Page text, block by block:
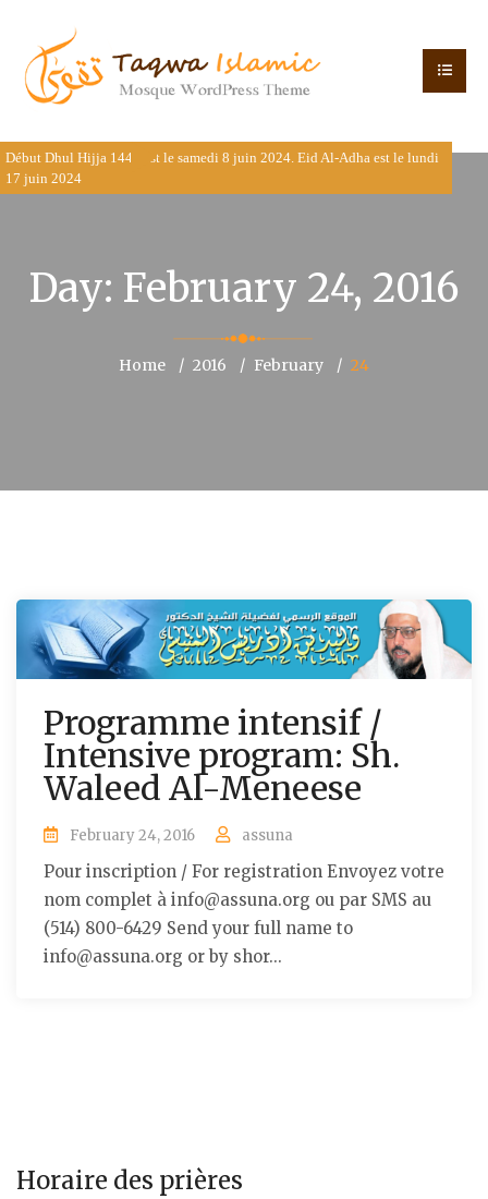
Début Dhul Hijja 1445 est le samedi 8 juin 2024. Eid Al-Adha est le lundi
17 juin 2024
Day: February 24, 2016
Home 2016 February 24
Programme intensif /
Intensive program: Sh.
Waleed Al-Meneese
February 24, 2016 assuna
Pour inscription / For registration Envoyez votre
nom complet à info@assuna.org ou par SMS au
(514) 800-6429 Send your full name to
info@assuna.org or by shor...
Horaire des prières